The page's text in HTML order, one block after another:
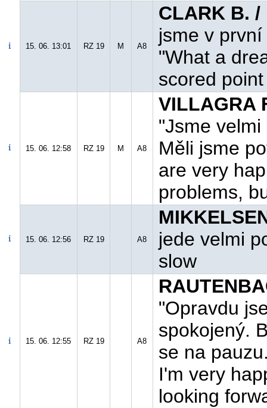
15. 06. 13:01 RZ 19 M A8
CLARK B. /
jsme v
"What a
scored
15. 06. 12:58 RZ 19 M A8
VILLAGRA
"Jsme
Měli jsme
are very
problems,
15. 06. 12:56 RZ 19 A8
jede velmi
slow
15. 06. 12:55 RZ 19 A8
"Opravdu
spokojený.
se na
I'm very
looking